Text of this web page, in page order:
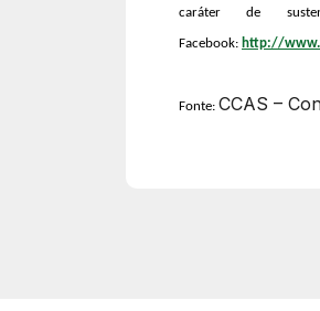
caráter de
Facebook: http://
Fonte: CCAS –